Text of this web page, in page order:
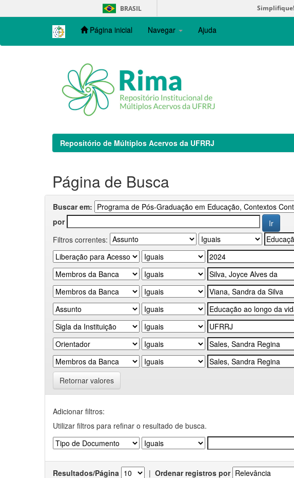
navigation
BRASIL Simplifique!
Página inicial Navegar Ajuda
Repositório de Múltiplos Acervos da UFRRJ
Página de Busca
Buscar em:
por
Filtros correntes:
Retornar valores
Adicionar filtros:
Utilizar filtros para refinar o resultado de busca.
Resultados/Página | Ordenar registros por